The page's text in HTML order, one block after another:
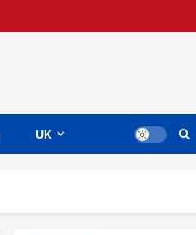
UK